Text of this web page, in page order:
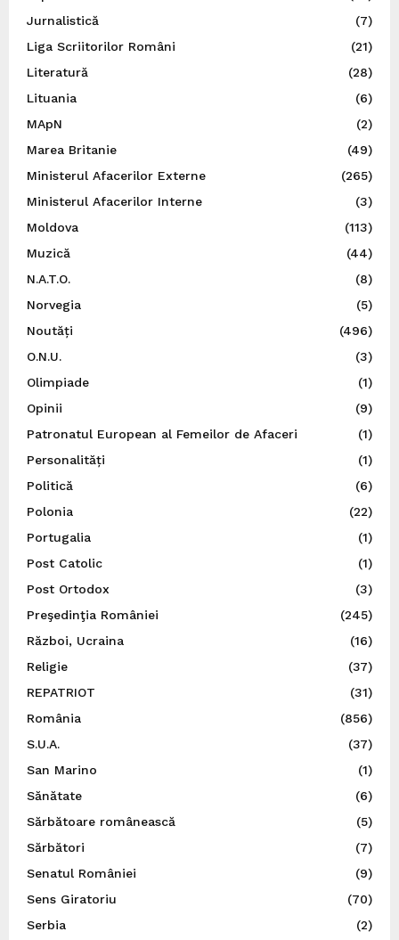
Jurnalistică
(7)
Liga Scriitorilor Români
(21)
Literatură
(28)
Lituania
(6)
MApN
(2)
Marea Britanie
(49)
Ministerul Afacerilor Externe
(265)
Ministerul Afacerilor Interne
(3)
Moldova
(113)
Muzică
(44)
N.A.T.O.
(8)
Norvegia
(5)
Noutăți
(496)
O.N.U.
(3)
Olimpiade
(1)
Opinii
(9)
Patronatul European al Femeilor de Afaceri
(1)
Personalități
(1)
Politică
(6)
Polonia
(22)
Portugalia
(1)
Post Catolic
(1)
Post Ortodox
(3)
Preşedinţia României
(245)
Război, Ucraina
(16)
Religie
(37)
REPATRIOT
(31)
România
(856)
S.U.A.
(37)
San Marino
(1)
Sănătate
(6)
Sărbătoare românească
(5)
Sărbători
(7)
Senatul României
(9)
Sens Giratoriu
(70)
Serbia
(2)